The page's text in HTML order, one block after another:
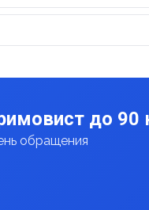
до 90
обращения